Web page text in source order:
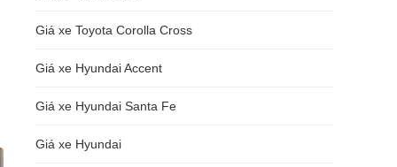
Giá xe Toyota Corolla Cross
Giá xe Hyundai Accent
Giá xe Hyundai Santa Fe
Giá xe Hyundai